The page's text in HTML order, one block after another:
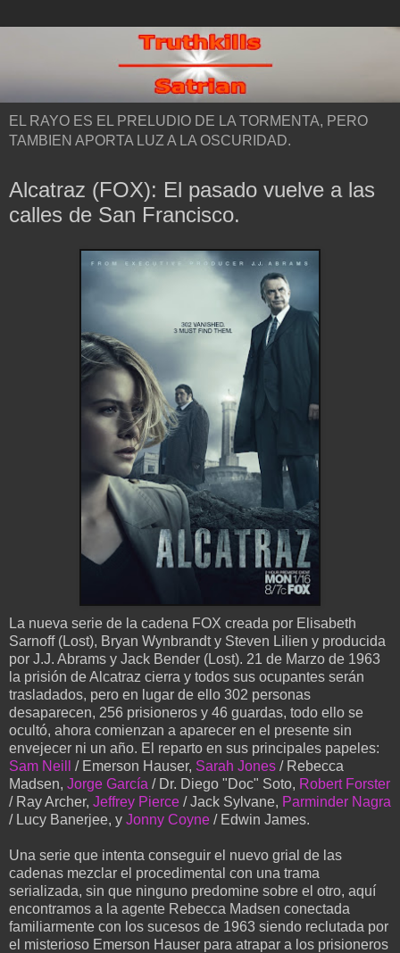
EL RAYO ES EL PRELUDIO DE LA TORMENTA, PERO
TAMBIEN APORTA LUZ A LA OSCURIDAD.
Alcatraz (FOX): El pasado vuelve a las
calles de San Francisco.
La nueva serie de la cadena FOX creada por Elisabeth
Sarnoff (Lost), Bryan Wynbrandt y Steven Lilien y producida
por J.J. Abrams y Jack Bender (Lost). 21 de Marzo de 1963
la prisión de Alcatraz cierra y todos sus ocupantes serán
trasladados, pero en lugar de ello 302 personas
desaparecen, 256 prisioneros y 46 guardas, todo ello se
ocultó, ahora comienzan a aparecer en el presente sin
envejecer ni un año. El reparto en sus principales papeles:
Sam Neill
/ Emerson Hauser, Sarah Jones / Rebecca
Madsen, Jorge García / Dr. Diego "Doc" Soto, Robert Forster
/ Ray Archer, Jeffrey Pierce / Jack Sylvane, Parminder Nagra
/ Lucy Banerjee, y Jonny Coyne / Edwin James.
Una serie que intenta conseguir el nuevo grial de las
cadenas mezclar el procedimental con una trama
serializada, sin que ninguno predomine sobre el otro, aquí
encontramos a la agente Rebecca Madsen conectada
familiarmente con los sucesos de 1963 siendo reclutada por
el misterioso Emerson Hauser para atrapar a los prisioneros